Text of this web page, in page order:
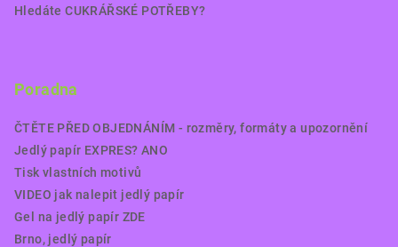
Hledáte CUKRÁŘSKÉ POTŘEBY?
Poradna
ČTĚTE PŘED OBJEDNÁNÍM - rozměry, formáty a upozornění
Jedlý papír EXPRES? ANO
Tisk vlastních motivů
VIDEO jak nalepit jedlý papír
Gel na jedlý papír ZDE
Brno, jedlý papír